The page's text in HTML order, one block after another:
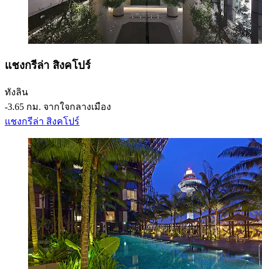
แชงกรีล่า สิงคโปร์
ทังลิน
‐3.65 กม. จากใจกลางเมือง
แชงกรีล่า สิงคโปร์